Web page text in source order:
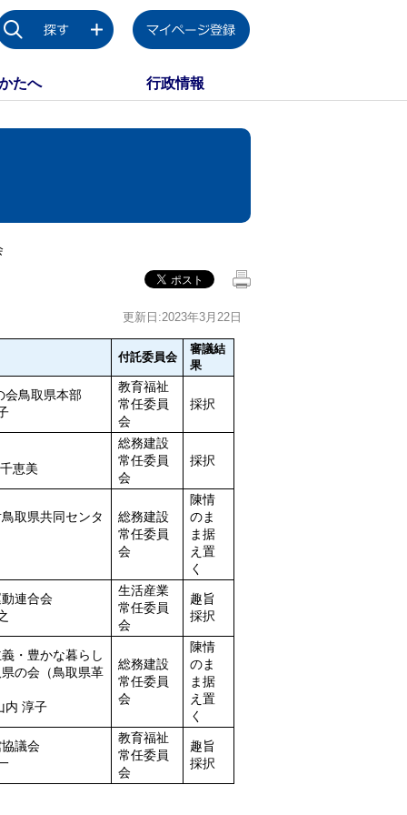
たへ 行政情報
更新日:2023年3月22日
付託委員会
審議結
果
会鳥取県本部
教育福祉
常任委員
会
採択
恵美
総務建設
常任委員
会
採択
取県共同センタ
総務建設
常任委員
会
陳情
のま
ま据
え置
く
連合会
生活産業
常任委員
会
趣旨
採択
・豊かな暮らし
の会（鳥取県革
内 淳子
総務建設
常任委員
会
陳情
のま
ま据
え置
く
議会
教育福祉
常任委員
会
趣旨
採択